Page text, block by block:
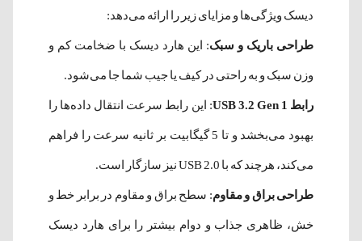
دیسک ویژگی‌ها و مزایای زیر را ارائه می‌دهد:
طراحی باریک و سبک: این هارد دیسک با ضخامت کم و
وزن سبک و به راحتی در کیف یا جیب شما جا می‌شود.
رابط USB 3.2 Gen 1 : این رابط سرعت انتقال داده‌ها را
بهبود می‌بخشد و تا 5 گیگابیت بر ثانیه سرعت را فراهم
می‌کند، هرچند که با USB 2.0 نیز سازگار است.
طراحی براق و مقاوم: سطح براق و مقاوم در برابر خط و
خش، ظاهری جذاب و دوام بیشتر را برای هارد دیسک